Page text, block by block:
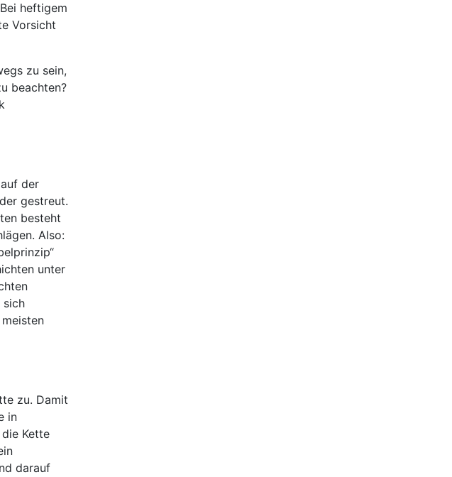
heftigem
Vorsicht
zu sein,
beachten?
der
gestreut.
besteht
Also:
unter
sich
zu. Damit
in
Kette
darauf